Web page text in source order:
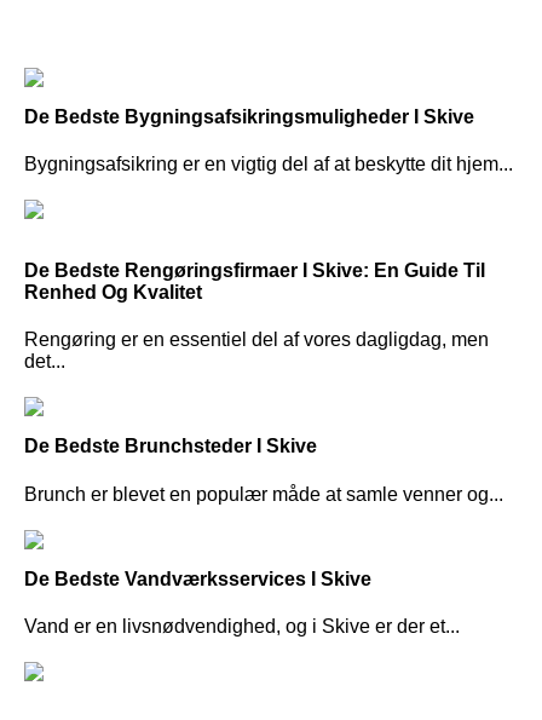
De Bedste Bygningsafsikringsmuligheder I Skive
Bygningsafsikring er en vigtig del af at beskytte dit hjem...
De Bedste Rengøringsfirmaer I Skive: En Guide Til
Renhed Og Kvalitet
Rengøring er en essentiel del af vores dagligdag, men
det...
De Bedste Brunchsteder I Skive
Brunch er blevet en populær måde at samle venner og...
De Bedste Vandværksservices I Skive
Vand er en livsnødvendighed, og i Skive er der et...